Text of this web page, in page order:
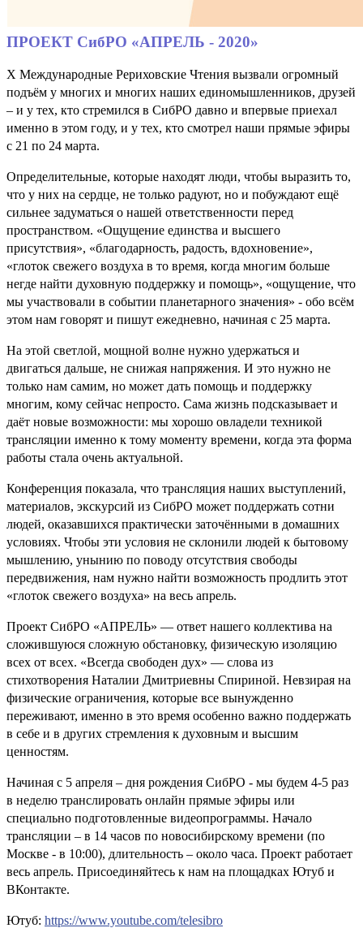
ПРОЕКТ СибРО «АПРЕЛЬ - 2020»
X Международные Рериховские Чтения вызвали огромный
подъём у многих и многих наших единомышленников, друзей
– и у тех, кто стремился в СибРО давно и впервые приехал
именно в этом году, и у тех, кто смотрел наши прямые эфиры
с 21 по 24 марта.
Определительные, которые находят люди, чтобы выразить то,
что у них на сердце, не только радуют, но и побуждают ещё
сильнее задуматься о нашей ответственности перед
пространством. «Ощущение единства и высшего
присутствия», «благодарность, радость, вдохновение»,
«глоток свежего воздуха в то время, когда многим больше
негде найти духовную поддержку и помощь», «ощущение, что
мы участвовали в событии планетарного значения» - обо всём
этом нам говорят и пишут ежедневно, начиная с 25 марта.
На этой светлой, мощной волне нужно удержаться и
двигаться дальше, не снижая напряжения. И это нужно не
только нам самим, но может дать помощь и поддержку
многим, кому сейчас непросто. Сама жизнь подсказывает и
даёт новые возможности: мы хорошо овладели техникой
трансляции именно к тому моменту времени, когда эта форма
работы стала очень актуальной.
Конференция показала, что трансляция наших выступлений,
материалов, экскурсий из СибРО может поддержать сотни
людей, оказавшихся практически заточёнными в домашних
условиях. Чтобы эти условия не склонили людей к бытовому
мышлению, унынию по поводу отсутствия свободы
передвижения, нам нужно найти возможность продлить этот
«глоток свежего воздуха» на весь апрель.
Проект СибРО «АПРЕЛЬ» — ответ нашего коллектива на
сложившуюся сложную обстановку, физическую изоляцию
всех от всех. «Всегда свободен дух» — слова из
стихотворения Наталии Дмитриевны Спириной. Невзирая на
физические ограничения, которые все вынужденно
переживают, именно в это время особенно важно поддержать
в себе и в других стремления к духовным и высшим
ценностям.
Начиная с 5 апреля – дня рождения СибРО - мы будем 4-5 раз
в неделю транслировать онлайн прямые эфиры или
специально подготовленные видеопрограммы. Начало
трансляции – в 14 часов по новосибирскому времени (по
Москве - в 10:00), длительность – около часа. Проект работает
весь апрель. Присоединяйтесь к нам на площадках Ютуб и
ВКонтакте.
Ютуб: https://www.youtube.com/telesibro